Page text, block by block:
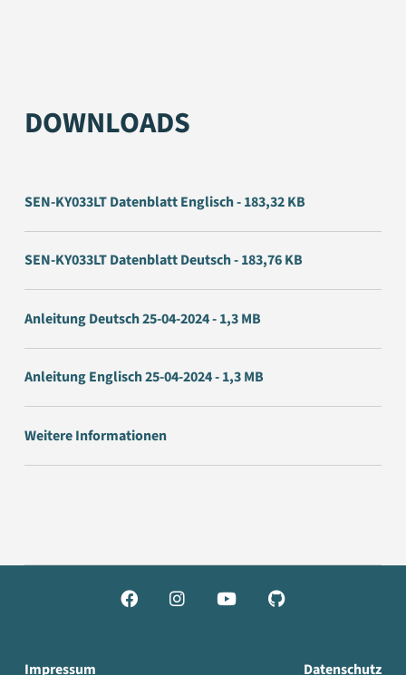
DOWNLOADS
SEN-KY033LT Datenblatt Englisch - 183,32 KB
SEN-KY033LT Datenblatt Deutsch - 183,76 KB
Anleitung Deutsch 25-04-2024 - 1,3 MB
Anleitung Englisch 25-04-2024 - 1,3 MB
Weitere Informationen
   
Impressum Datenschutz